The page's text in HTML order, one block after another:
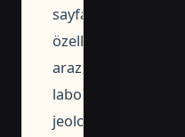
sayfada
özellikle
arazi,
laboratuvar,
jeolojik